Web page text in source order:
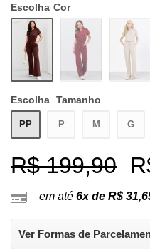
Escolha Cor
Escolha Tamanho
PP P M G
R$ 199,90
em até 6x de R$
Ver Formas de